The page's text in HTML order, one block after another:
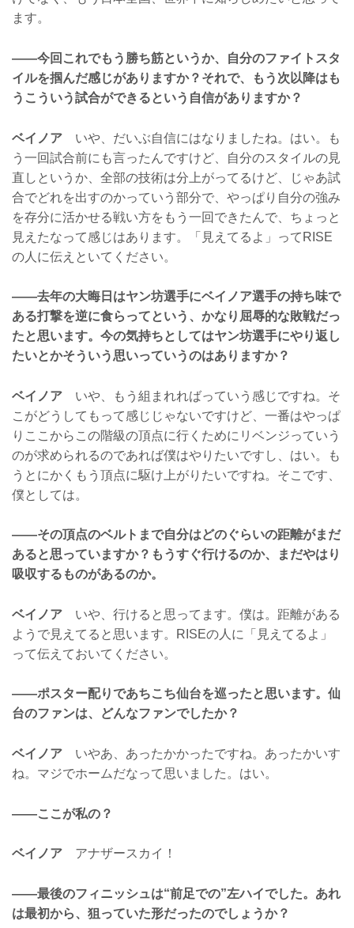
ます。
——今回これでもう勝ち筋というか、自分のファイトスタ
イルを掴んだ感じがありますか？それで、もう次以降はも
うこういう試合ができるという自信がありますか？
ベイノア いや、だいぶ自信にはなりましたね。はい。も
う一回試合前にも言ったんですけど、自分のスタイルの見
直しというか、全部の技術は分上がってるけど、じゃあ試
合でどれを出すのかっていう部分で、やっぱり自分の強み
を存分に活かせる戦い方をもう一回できたんで、ちょっと
見えたなって感じはあります。「見えてるよ」ってRISE
の人に伝えといてください。
——去年の大晦日はヤン坊選手にベイノア選手の持ち味で
ある打撃を逆に食らってという、かなり屈辱的な敗戦だっ
たと思います。今の気持ちとしてはヤン坊選手にやり返し
たいとかそういう思いっていうのはありますか？
ベイノア いや、もう組まれればっていう感じですね。そ
こがどうしてもって感じじゃないですけど、一番はやっぱ
りここからこの階級の頂点に行くためにリベンジっていう
のが求められるのであれば僕はやりたいですし、はい。も
うとにかくもう頂点に駆け上がりたいですね。そこです、
僕としては。
——その頂点のベルトまで自分はどのぐらいの距離がまだ
あると思っていますか？もうすぐ行けるのか、まだやはり
吸収するものがあるのか。
ベイノア いや、行けると思ってます。僕は。距離がある
ようで見えてると思います。RISEの人に「見えてるよ」
って伝えておいてください。
——ポスター配りであちこち仙台を巡ったと思います。仙
台のファンは、どんなファンでしたか？
ベイノア いやあ、あったかかったですね。あったかいす
ね。マジでホームだなって思いました。はい。
——ここが私の？
ベイノア アナザースカイ！
——最後のフィニッシュは“前足での”左ハイでした。あれ
は最初から、狙っていた形だったのでしょうか？